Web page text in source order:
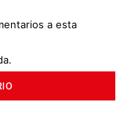
a esta